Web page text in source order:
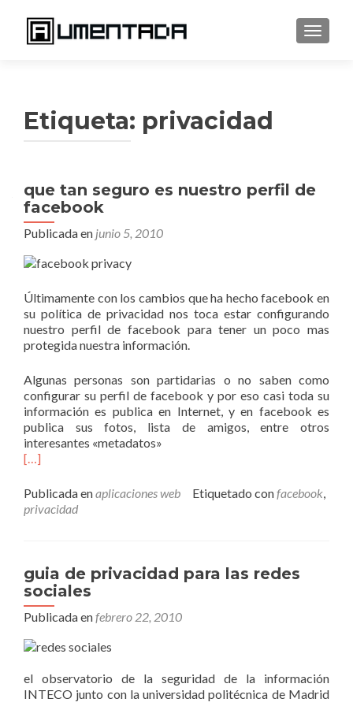
Etiqueta: privacidad
que tan seguro es nuestro perfil de
facebook
Publicada en junio 5, 2010
Últimamente con los cambios que ha hecho facebook en
su política de privacidad nos toca estar configurando
nuestro perfil de facebook para tener un poco mas
protegida nuestra información.
Algunas personas son partidarias o no saben como
configurar su perfil de facebook y por eso casi toda su
información es publica en Internet, y en facebook es
publica sus fotos, lista de amigos, entre otros
interesantes «metadatos»
[…]
Publicada enaplicaciones web Etiquetado confacebook,
privacidad
guia de privacidad para las redes
sociales
Publicada enfebrero 22, 2010
el observatorio de la seguridad de la información
INTECO junto con la universidad politécnica de Madrid